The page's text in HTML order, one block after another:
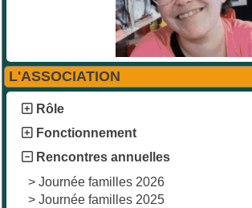
L'ASSOCIATION
Rôle
Fonctionnement
Rencontres annuelles
> Journée familles 2026
> Journée familles 2025